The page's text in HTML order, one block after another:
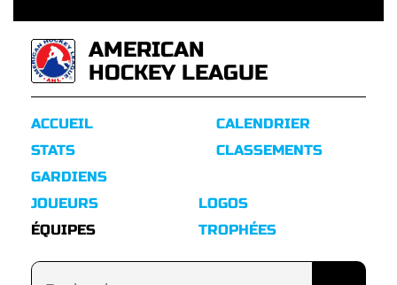
AMERICAN
HOCKEY LEAGUE
ACCUEIL
STATS
GARDIENS
CALENDRIER
CLASSEMENTS
JOUEURS
ÉQUIPES
LOGOS
TROPHÉES